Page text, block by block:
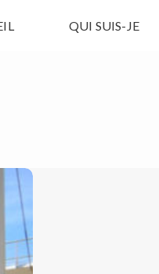
QUI SUIS-JE